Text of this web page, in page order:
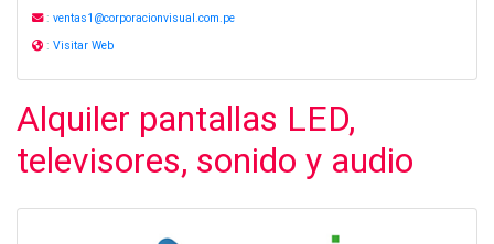
: ventas1@corporacionvisual.com.pe
: Visitar Web
Alquiler pantallas LED,
televisores, sonido y audio